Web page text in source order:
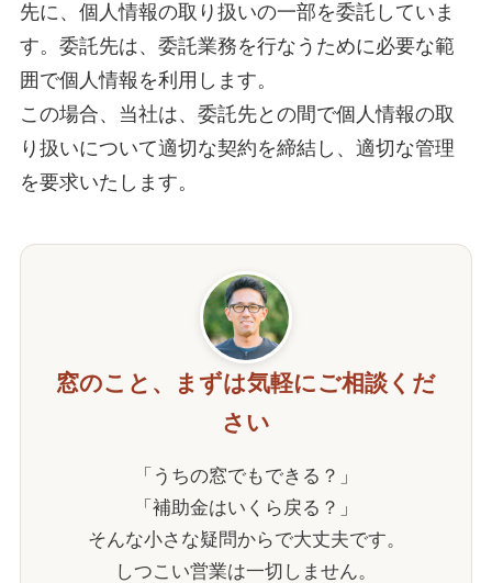
先に、個人情報の取り扱いの一部を委託していま
す。委託先は、委託業務を行なうために必要な範
囲で個人情報を利用します。
この場合、当社は、委託先との間で個人情報の取
り扱いについて適切な契約を締結し、適切な管理
を要求いたします。
窓のこと、まずは気軽にご相談くだ
さい
「うちの窓でもできる？」
「補助金はいくら戻る？」
そんな小さな疑問からで大丈夫です。
しつこい営業は一切しません。